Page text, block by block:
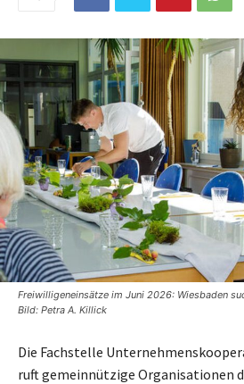
Freiwilligeneinsätze im Juni 2026: Wiesbaden
Bild: Petra A. Killick
Die Fachstelle
ruft gemeinnützige Organisationen